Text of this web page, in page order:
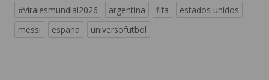
#viralesmundial2026
argentina fifa
estados unidos
messi
españa universofutbol